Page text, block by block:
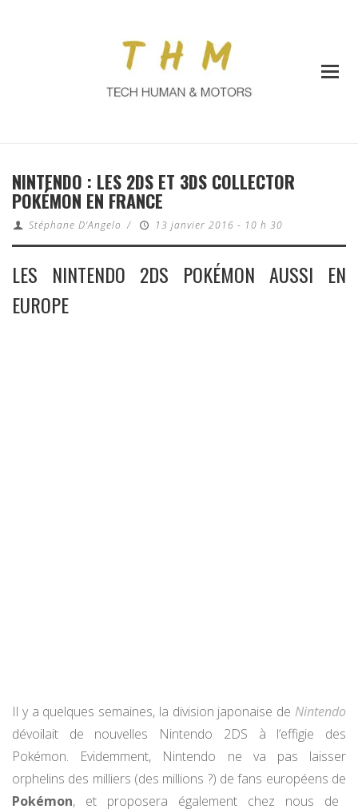
NINTENDO : LES 2DS ET 3DS COLLECTOR
POKÉMON EN FRANCE
Stéphane D'Angelo / 13 janvier 2016 - 10 h 30
LES NINTENDO 2DS POKÉMON AUSSI EN
EUROPE
Il y a quelques semaines, la division japonaise de Nintendo
dévoilait de nouvelles Nintendo 2DS à l’effigie des
Pokémon. Evidemment, Nintendo ne va pas laisser
orphelins des milliers (des millions ?) de fans européens de
Pokémon, et proposera également chez nous de